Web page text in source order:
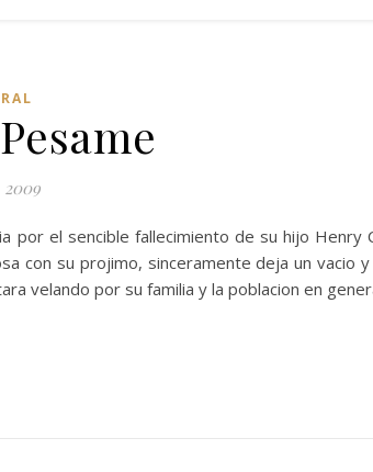
por el sencible fallecimiento de su hijo Henry
con su projimo, sinceramente deja un vacio
velando por su familia y la poblacion en